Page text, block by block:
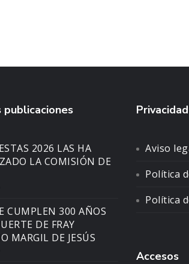
2026 LAS HA
LA COMISIÓN DE
CUMPLEN 300 AÑOS
DE FRAY
MARGIL DE JESÚS
Privacidad
Aviso
Política
Política
Accesos